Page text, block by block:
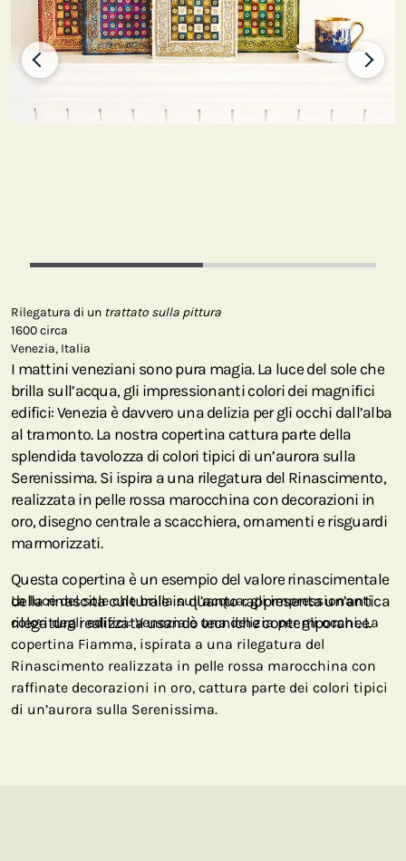
Rilegatura di un trattato sulla pittura
1600 circa
Venezia, Italia
I mattini veneziani sono pura magia. La luce del sole che
brilla sull’acqua, gli impressionanti colori dei magnifici
edifici: Venezia è davvero una delizia per gli occhi dall’alba
al tramonto. La nostra copertina cattura parte della
splendida tavolozza di colori tipici di un’aurora sulla
Serenissima. Si ispira a una rilegatura del Rinascimento,
realizzata in pelle rossa marocchina con decorazioni in
oro, disegno centrale a scacchiera, ornamenti e risguardi
marmorizzati.
Questa copertina è un esempio del valore rinascimentale
della rinascita culturale in quanto rappresenta un’antica
rilegatura realizzata usando tecniche contemporanee.
La luce del sole che brilla sull’acqua, gli impressionanti
colori degli edifici: Venezia è una delizia per gli occhi. La
copertina Fiamma, ispirata a una rilegatura del
Rinascimento realizzata in pelle rossa marocchina con
raffinate decorazioni in oro, cattura parte dei colori tipici
di un’aurora sulla Serenissima.